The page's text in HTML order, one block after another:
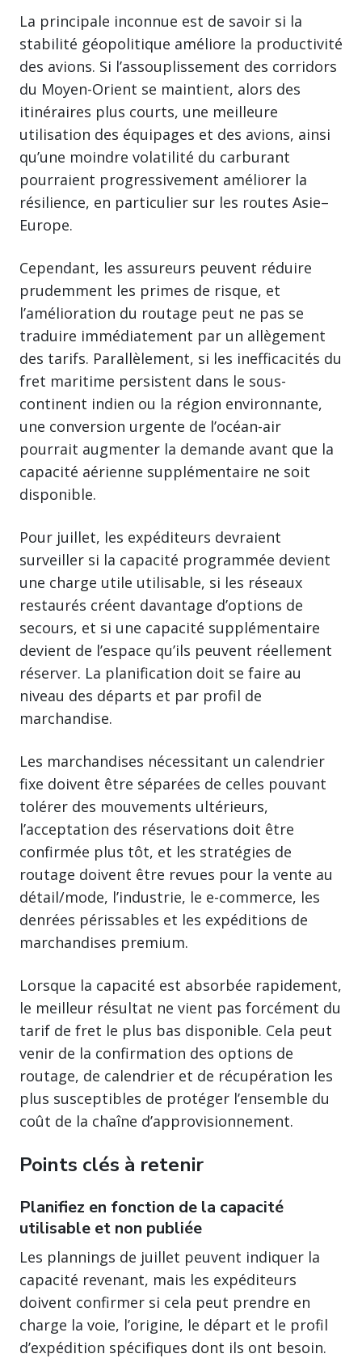
La principale inconnue est de savoir si la
stabilité géopolitique améliore la productivité
des avions. Si l’assouplissement des corridors
du Moyen-Orient se maintient, alors des
itinéraires plus courts, une meilleure
utilisation des équipages et des avions, ainsi
qu’une moindre volatilité du carburant
pourraient progressivement améliorer la
résilience, en particulier sur les routes Asie–
Europe.
Cependant, les assureurs peuvent réduire
prudemment les primes de risque, et
l’amélioration du routage peut ne pas se
traduire immédiatement par un allègement
des tarifs. Parallèlement, si les inefficacités du
fret maritime persistent dans le sous-
continent indien ou la région environnante,
une conversion urgente de l’océan-air
pourrait augmenter la demande avant que la
capacité aérienne supplémentaire ne soit
disponible.
Pour juillet, les expéditeurs devraient
surveiller si la capacité programmée devient
une charge utile utilisable, si les réseaux
restaurés créent davantage d’options de
secours, et si une capacité supplémentaire
devient de l’espace qu’ils peuvent réellement
réserver. La planification doit se faire au
niveau des départs et par profil de
marchandise.
Les marchandises nécessitant un calendrier
fixe doivent être séparées de celles pouvant
tolérer des mouvements ultérieurs,
l’acceptation des réservations doit être
confirmée plus tôt, et les stratégies de
routage doivent être revues pour la vente au
détail/mode, l’industrie, le e-commerce, les
denrées périssables et les expéditions de
marchandises premium.
Lorsque la capacité est absorbée rapidement,
le meilleur résultat ne vient pas forcément du
tarif de fret le plus bas disponible. Cela peut
venir de la confirmation des options de
routage, de calendrier et de récupération les
plus susceptibles de protéger l’ensemble du
coût de la chaîne d’approvisionnement.
Points clés à retenir
Planifiez en fonction de la capacité
utilisable et non publiée
Les plannings de juillet peuvent indiquer la
capacité revenant, mais les expéditeurs
doivent confirmer si cela peut prendre en
charge la voie, l’origine, le départ et le profil
d’expédition spécifiques dont ils ont besoin.